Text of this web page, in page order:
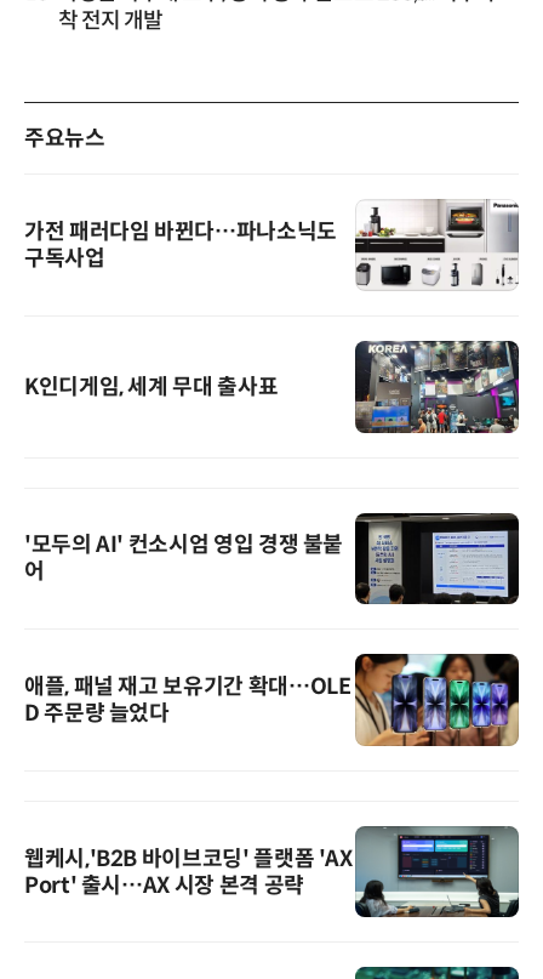
착 전지 개발
주요뉴스
가전 패러다임 바뀐다…파나소닉도
구독사업
K인디게임, 세계 무대 출사표
'모두의 AI' 컨소시엄 영입 경쟁 불붙
어
애플, 패널 재고 보유기간 확대…OLE
D 주문량 늘었다
웹케시,'B2B 바이브코딩' 플랫폼 'AX
Port' 출시…AX 시장 본격 공략